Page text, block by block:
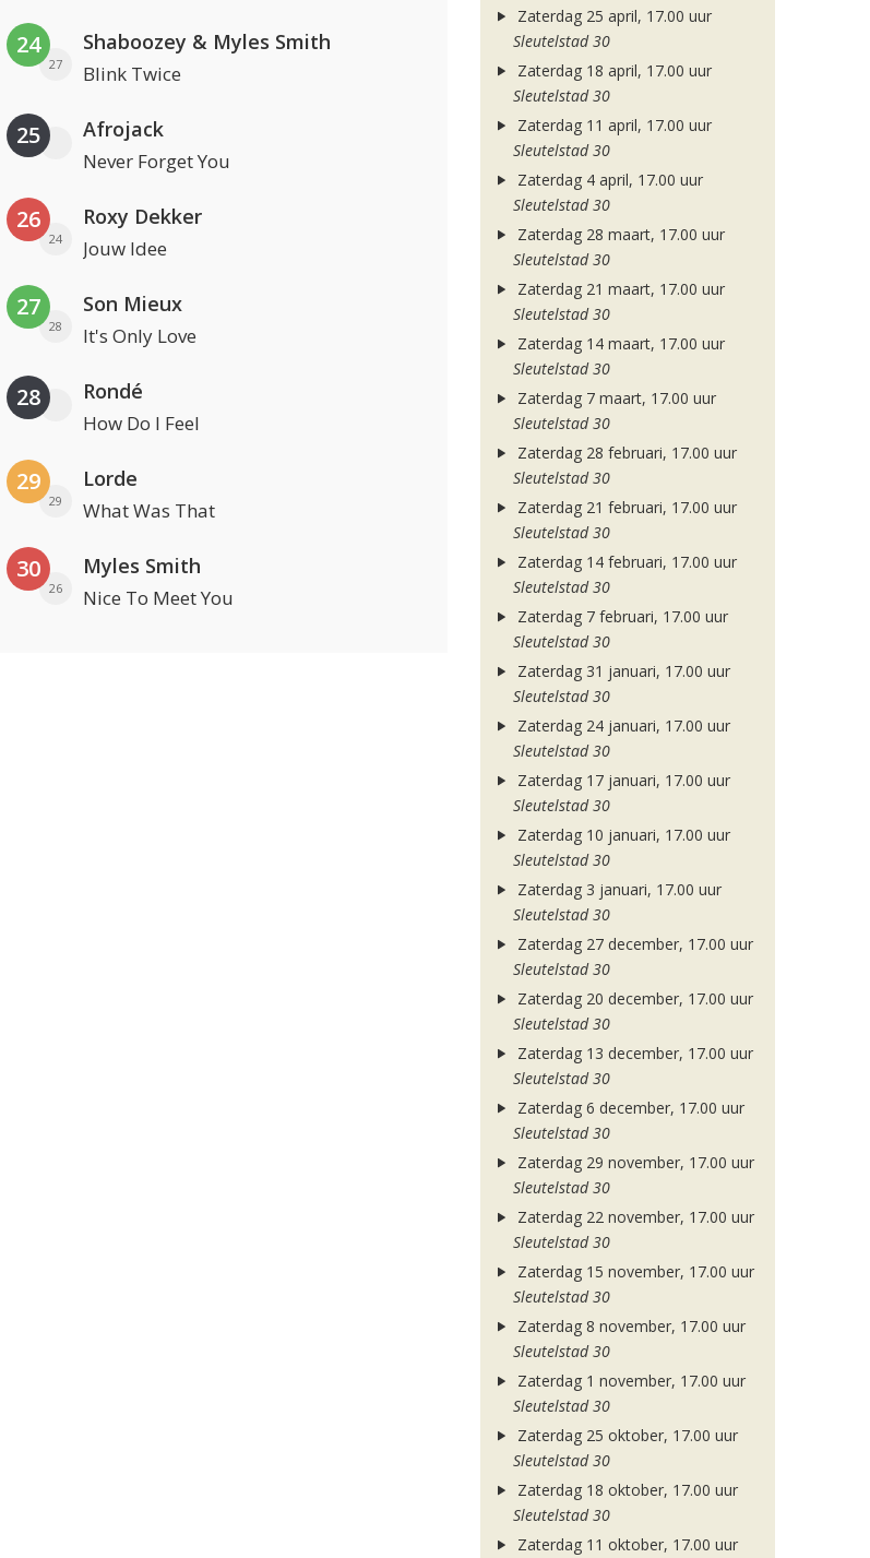
24
27
Shaboozey & Myles Smith
Blink Twice
25 Afrojack
Never Forget You
26
24
Roxy Dekker
Jouw Idee
27
28
Son Mieux
It's Only Love
28 Rondé
How Do I Feel
29
29
Lorde
What Was That
30
26
Myles Smith
Nice To Meet You
Zaterdag 25 april, 17.00 uur
Sleutelstad 30
Zaterdag 18 april, 17.00 uur
Sleutelstad 30
Zaterdag 11 april, 17.00 uur
Sleutelstad 30
Zaterdag 4 april, 17.00 uur
Sleutelstad 30
Zaterdag 28 maart, 17.00 uur
Sleutelstad 30
Zaterdag 21 maart, 17.00 uur
Sleutelstad 30
Zaterdag 14 maart, 17.00 uur
Sleutelstad 30
Zaterdag 7 maart, 17.00 uur
Sleutelstad 30
Zaterdag 28 februari, 17.00 uur
Sleutelstad 30
Zaterdag 21 februari, 17.00 uur
Sleutelstad 30
Zaterdag 14 februari, 17.00 uur
Sleutelstad 30
Zaterdag 7 februari, 17.00 uur
Sleutelstad 30
Zaterdag 31 januari, 17.00 uur
Sleutelstad 30
Zaterdag 24 januari, 17.00 uur
Sleutelstad 30
Zaterdag 17 januari, 17.00 uur
Sleutelstad 30
Zaterdag 10 januari, 17.00 uur
Sleutelstad 30
Zaterdag 3 januari, 17.00 uur
Sleutelstad 30
Zaterdag 27 december, 17.00 uur
Sleutelstad 30
Zaterdag 20 december, 17.00 uur
Sleutelstad 30
Zaterdag 13 december, 17.00 uur
Sleutelstad 30
Zaterdag 6 december, 17.00 uur
Sleutelstad 30
Zaterdag 29 november, 17.00 uur
Sleutelstad 30
Zaterdag 22 november, 17.00 uur
Sleutelstad 30
Zaterdag 15 november, 17.00 uur
Sleutelstad 30
Zaterdag 8 november, 17.00 uur
Sleutelstad 30
Zaterdag 1 november, 17.00 uur
Sleutelstad 30
Zaterdag 25 oktober, 17.00 uur
Sleutelstad 30
Zaterdag 18 oktober, 17.00 uur
Sleutelstad 30
Zaterdag 11 oktober, 17.00 uur